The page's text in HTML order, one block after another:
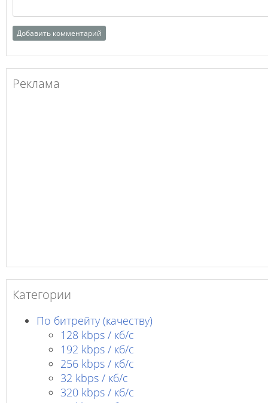
Реклама
Категории
По битрейту (качеству)
128 kbps / кб/c
192 kbps / кб/c
256 kbps / кб/с
32 kbps / кб/c
320 kbps / кб/с